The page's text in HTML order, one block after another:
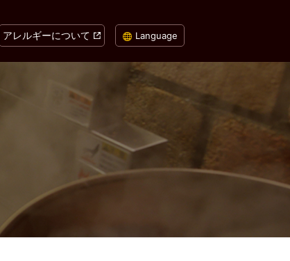
Language
アレルギーについて